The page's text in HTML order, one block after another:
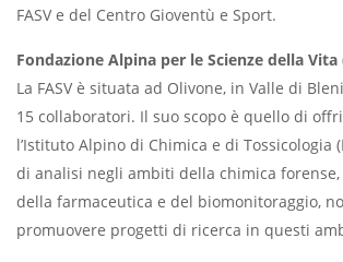
FASV e del Centro Gioventù e Sport.
Fondazione Alpina per le Scienze della Vita
La FASV è situata ad Olivone, in Valle di
15 collaboratori. Il suo scopo è quello di
l’Istituto Alpino di Chimica e di Tossicologia
di analisi negli ambiti della chimica
della farmaceutica e del biomonitoraggio,
promuovere progetti di ricerca in questi